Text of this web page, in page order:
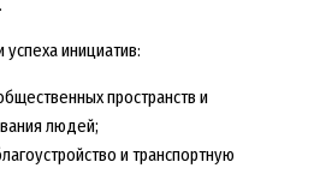
инициатив:
пространств и
людей;
и транспортную